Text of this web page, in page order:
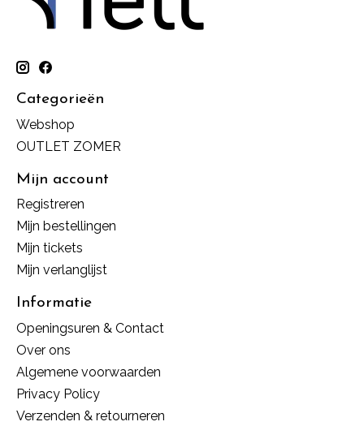
Categorieën
Webshop
OUTLET ZOMER
Mijn account
Registreren
Mijn bestellingen
Mijn tickets
Mijn verlanglijst
Informatie
Openingsuren & Contact
Over ons
Algemene voorwaarden
Privacy Policy
Verzenden & retourneren